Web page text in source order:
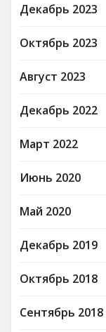
Декабрь 2023
Октябрь 2023
Август 2023
Декабрь 2022
Март 2022
Июнь 2020
Май 2020
Декабрь 2019
Октябрь 2018
Сентябрь 2018